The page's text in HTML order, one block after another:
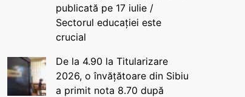
publicată pe 17 iulie /
Sectorul educației este
crucial
De la 4.90 la Titularizare
2026, o învățătoare din Sibiu
a primit nota 8.70 după